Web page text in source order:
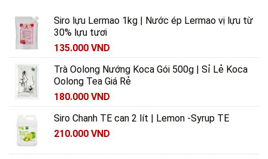
Siro lựu Lermao 1kg | Nước ép Lermao vị lựu từ
30% lựu tươi
135.000 VND
Trà Oolong Nướng Koca Gói 500g | Sỉ Lẻ Koca
Oolong Tea Giá Rẻ
180.000 VND
Siro Chanh TE can 2 lít | Lemon -Syrup TE
210.000 VND